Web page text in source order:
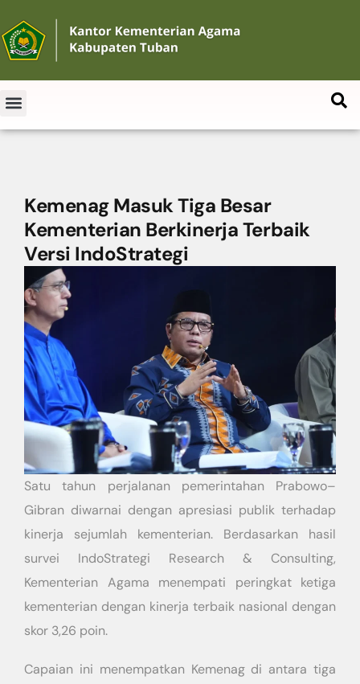
Kemenag Masuk Tiga Besar
Kementerian Berkinerja Terbaik
Versi IndoStrategi
Satu tahun perjalanan pemerintahan Prabowo–
Gibran diwarnai dengan apresiasi publik terhadap
kinerja sejumlah kementerian. Berdasarkan hasil
survei IndoStrategi Research & Consulting,
Kementerian Agama menempati peringkat ketiga
kementerian dengan kinerja terbaik nasional dengan
skor 3,26 poin.
Capaian ini menempatkan Kemenag di antara tiga